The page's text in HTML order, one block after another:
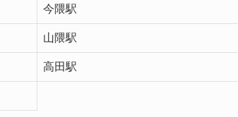
今隈駅
山隈駅
高田駅